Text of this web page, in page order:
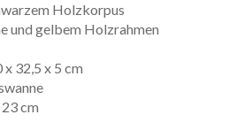
Holzkorpus
und gelbem Holzrahmen
x 32,5 x 5 cm
cm